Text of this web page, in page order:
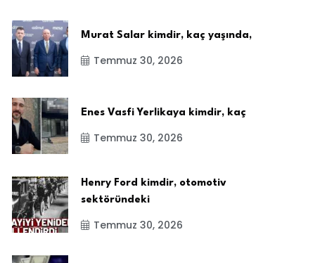
Murat Salar kimdir, kaç yaşında,
Temmuz 30, 2026
Enes Vasfi Yerlikaya kimdir, kaç
Temmuz 30, 2026
Henry Ford kimdir, otomotiv
sektöründeki
Temmuz 30, 2026